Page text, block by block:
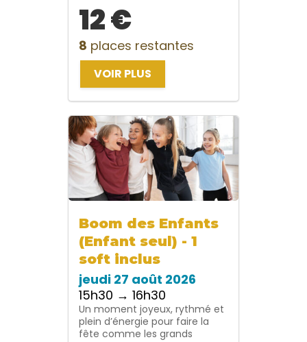
12 €
8 places restantes
VOIR PLUS
Boom des Enfants
(Enfant seul) - 1
soft inclus
jeudi 27 août 2026
15h30 → 16h30
Un moment joyeux, rythmé et
plein d’énergie pour faire la
fête comme les grands